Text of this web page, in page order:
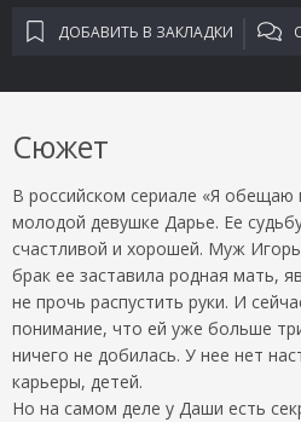
ДОБАВИТЬ В ЗАКЛАДКИ
Сюжет
В российском сериале «Я обещаю
молодой девушке Дарье. Ее
счастливой и хорошей. Муж
брак ее заставила родная мать,
не прочь распустить руки. И
понимание, что ей уже больше
ничего не добилась. У нее нет
карьеры, детей.
Но на самом деле у Даши есть